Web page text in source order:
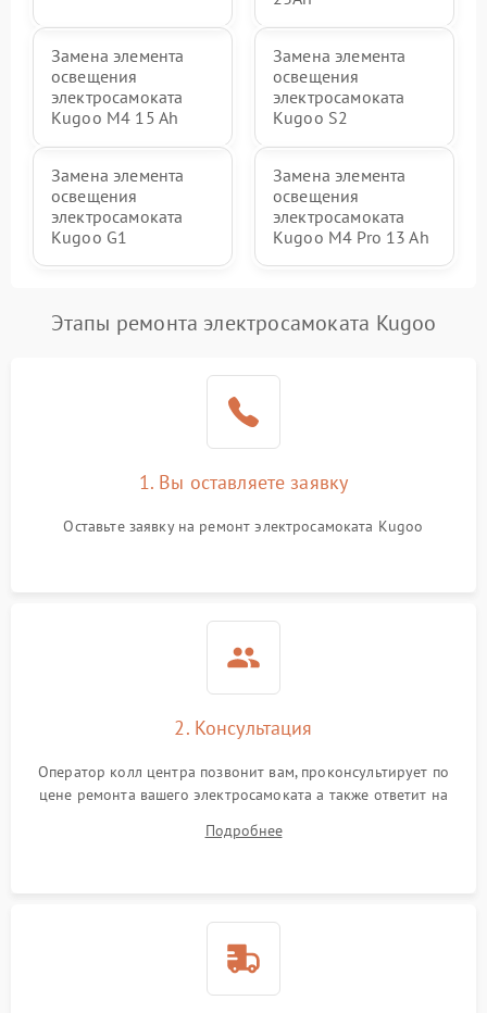
Замена элемента
освещения
электросамоката
Kugoo M4 15 Ah
Замена элемента
освещения
электросамоката
Kugoo S2
Замена элемента
освещения
электросамоката
Kugoo G1
Замена элемента
освещения
электросамоката
Kugoo M4 Pro 13 Ah
Этапы ремонта электросамоката Kugoo
1. Вы оставляете заявку
Оставьте заявку на ремонт электросамоката Kugoo
2. Консультация
Оператор колл центра позвонит вам, проконсультирует по
цене ремонта вашего электросамоката а также ответит на
Подробнее